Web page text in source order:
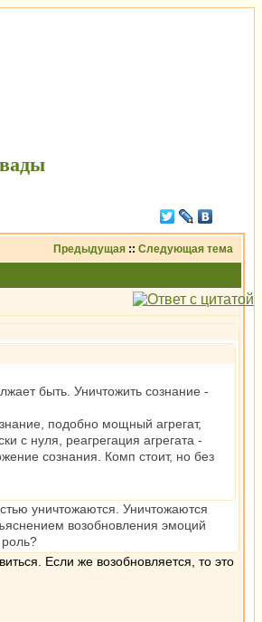
Предыдущая :: Следующая тема
быть. Уничтожить сознание -
подобно мощный агрегат,
с нуля, реагрегация агрегата -
сознания. Комп стоит, но без
уничтожаются. Уничтожаются
возобновления эмоций
Если же возобновляется, то это